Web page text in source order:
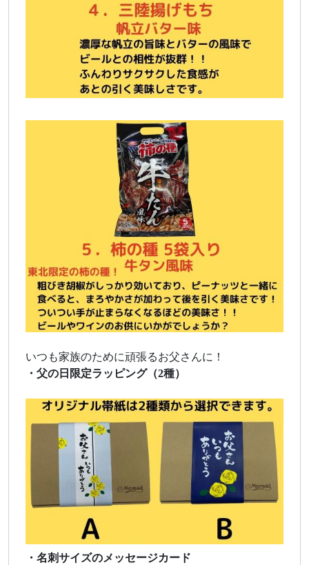
いつも家族のために頑張るお父さんに！
・父の日限定ラッピング（2種）
・名刺サイズのメッセージカード